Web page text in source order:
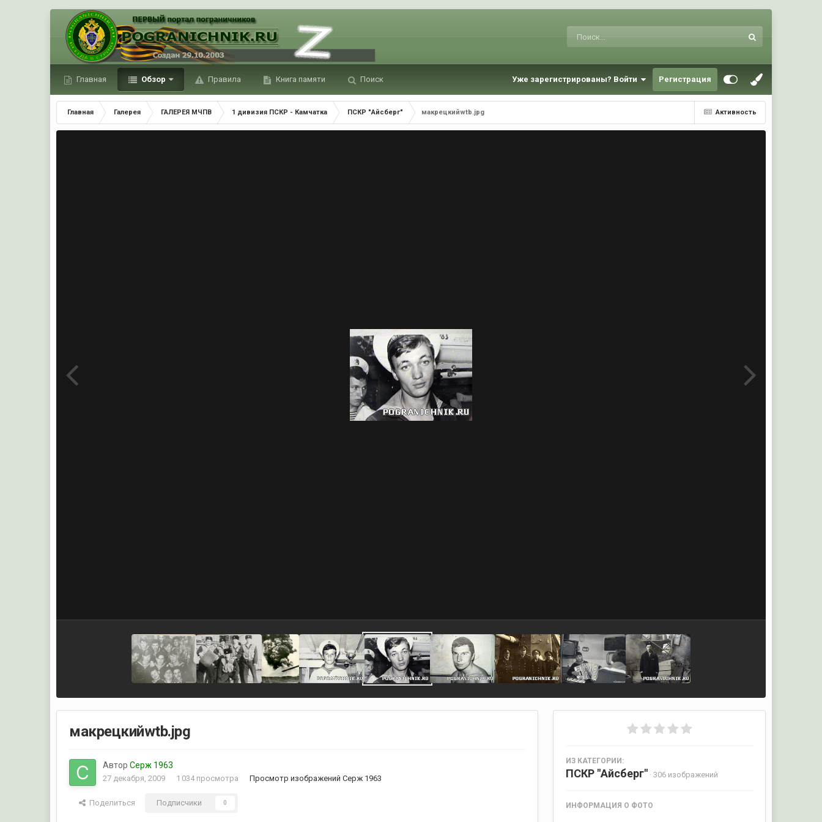
Главная Обзор Правила Книга памяти Поиск Уже зарегистрированы? Войти Регистрация
Активность
Главная Галерея ГАЛЕРЕЯ МЧПВ 1 дивизия ПСКР - Камчатка ПСКР "Айсберг" макрецкийwtb.jpg
макрецкийwtb.jpg
АвторСерж 1963
27 декабря, 2009 1 034 просмотра Просмотр изображений Серж 1963
Поделиться Подписчики 0
ИЗ КАТЕГОРИИ:
ПСКР "Айсберг" · 306 изображений
ИНФОРМАЦИЯ О ФОТО